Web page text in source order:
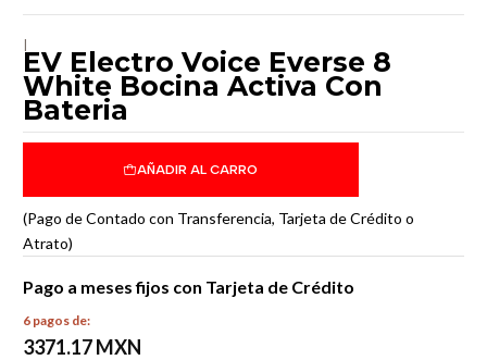
|
EV Electro Voice Everse 8
White Bocina Activa Con
Bateria
AÑADIR AL CARRO
(Pago de Contado con Transferencia, Tarjeta de Crédito o
Atrato)
Pago a meses fijos con Tarjeta de Crédito
6 pagos de:
3371.17 MXN